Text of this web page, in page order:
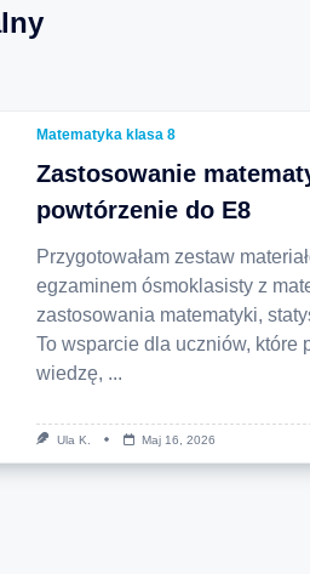
Matematyka klasa 8
Zastosowanie
powtórzenie do E8
Przygotowałam zestaw
egzaminem ósmoklasisty z
zastosowania matematyki,
To wsparcie dla uczniów, które
wiedzę, ...
Ula K. Maj 16, 2026